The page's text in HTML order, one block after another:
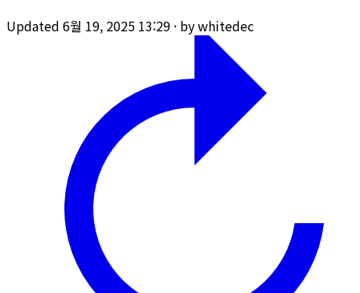
Updated 6월 19, 2025 13:29 · by whitedec